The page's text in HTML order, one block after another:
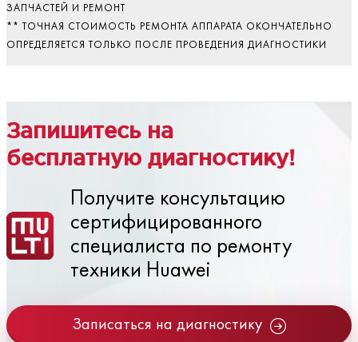
ЗАПЧАСТЕЙ И РЕМОНТ
** ТОЧНАЯ СТОИМОСТЬ РЕМОНТА АППАРАТА ОКОНЧАТЕЛЬНО
ОПРЕДЕЛЯЕТСЯ ТОЛЬКО ПОСЛЕ ПРОВЕДЕНИЯ ДИАГНОСТИКИ
Запишитесь на
бесплатную диагностику!
Получите консультацию
сертифицированного
специалиста по ремонту
техники Huawei
Записаться на диагностику